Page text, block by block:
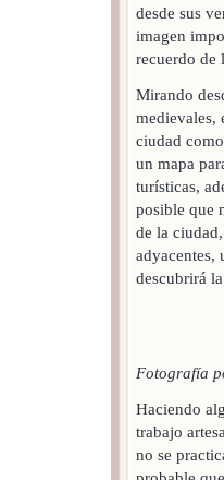
desde sus
imagen
recuerdo de
Mirando
medievales,
ciudad
un mapa
turísticas,
posible que
de la
adyacentes,
descubrirá
Fotografía
Haciendo
trabajo
no se